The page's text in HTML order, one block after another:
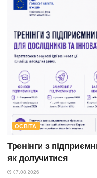
ОСВІТА
Тренінги з
як долучитися
07.08.2026